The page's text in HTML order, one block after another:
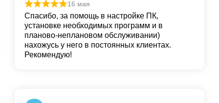
16 мая
Спасибо, за помощь в настройке ПК,
установке необходимых программ и в
планово-неплановом обслуживании)
нахожусь у него в постоянных клиентах.
Рекомендую!